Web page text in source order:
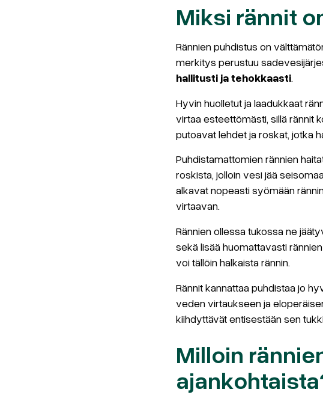
Miksi rännit
Rännien puhdistus on
merkitys perustuu
hallitusti ja tehokkaasti.
Hyvin huolletut ja laadukkaat
virtaa esteettömästi, sillä rännit
putoavat lehdet ja roskat, jotka
Puhdistamattomien rännien
roskista, jolloin vesi jää
alkavat nopeasti syömään
virtaavan.
Rännien ollessa tukossa ne
sekä lisää huomattavasti
voi tällöin halkaista rännin.
Rännit kannattaa puhdistaa jo
veden virtaukseen ja
kiihdyttävät entisestään sen
Milloin